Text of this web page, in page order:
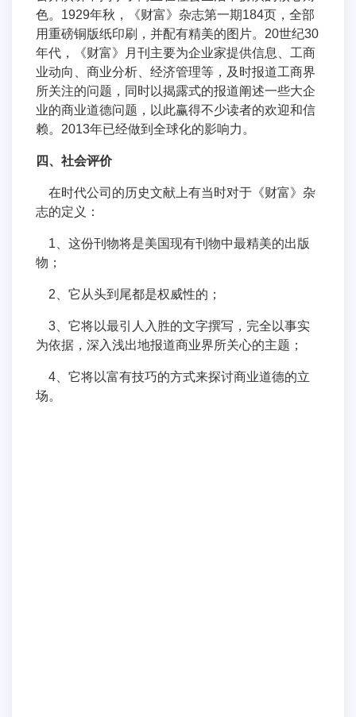
色。1929年秋，《财富》杂志第一期184页，全部
用重磅铜版纸印刷，并配有精美的图片。20世纪30
年代，《财富》月刊主要为企业家提供信息、工商
业动向、商业分析、经济管理等，及时报道工商界
所关注的问题，同时以揭露式的报道阐述一些大企
业的商业道德问题，以此赢得不少读者的欢迎和信
赖。2013年已经做到全球化的影响力。
四、社会评价
在时代公司的历史文献上有当时对于《财富》杂
志的定义：
1、这份刊物将是美国现有刊物中最精美的出版
物；
2、它从头到尾都是权威性的；
3、它将以最引人入胜的文字撰写，完全以事实
为依据，深入浅出地报道商业界所关心的主题；
4、它将以富有技巧的方式来探讨商业道德的立
场。